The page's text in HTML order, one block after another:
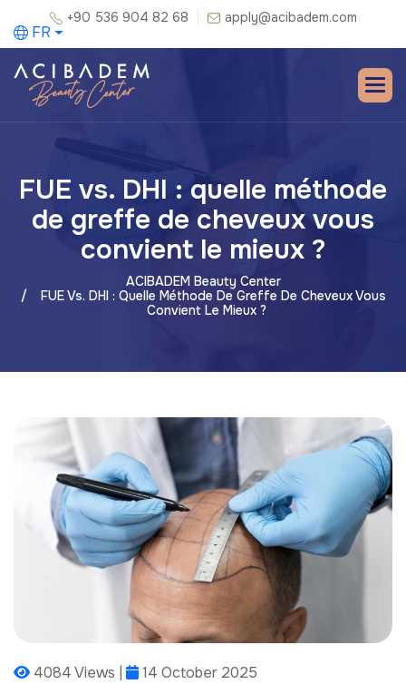
+90 536 904 82 68 apply@acibadem.com
FR
FUE vs. DHI : quelle méthode
de greffe de cheveux vous
convient le mieux ?
ACIBADEM Beauty Center
FUE Vs. DHI : Quelle Méthode De Greffe De Cheveux Vous
Convient Le Mieux ?
4084 Views | 14 October 2025